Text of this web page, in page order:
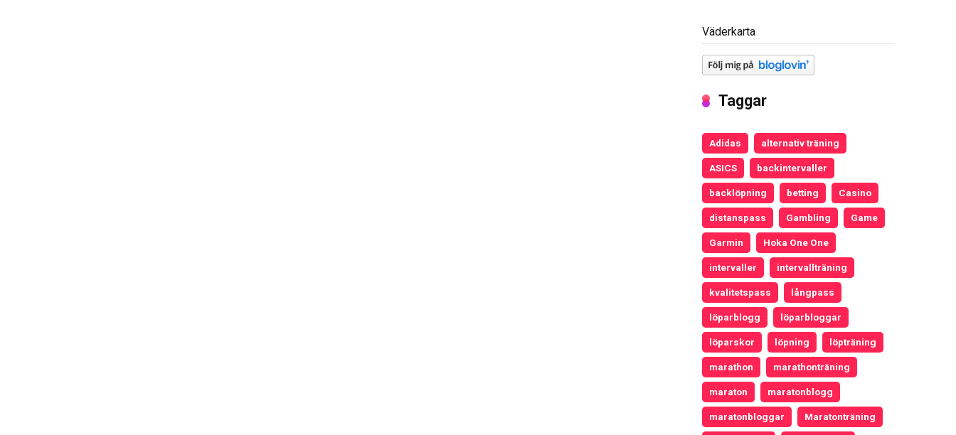
Väderkarta
Taggar
Adidas alternativ träning
ASICS backintervaller
backlöpning betting Casino
distanspass Gambling Game
Garmin Hoka One One
intervaller intervallträning
kvalitetspass långpass
löparblogg löparbloggar
löparskor löpning löpträning
marathon marathonträning
maraton maratonblogg
maratonbloggar Maratonträning